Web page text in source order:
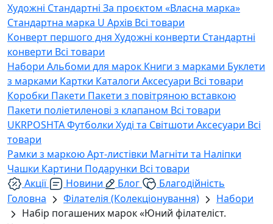
Художні Стандартні За проєктом «Власна марка»
Стандартна марка U Архів Всі товари
Конверт першого дня Художні конверти Стандартні
конверти Всі товари
Набори Альбоми для марок Книги з марками Буклети
з марками Картки Каталоги Аксесуари Всі товари
Коробки Пакети Пакети з повітряною вставкою
Пакети поліетиленові з клапаном Всі товари
UKRPOSHTAФутболки Худі та Світшоти Аксесуари Всі
товари
Рамки з маркоюАрт-листівки Магніти та Наліпки
Чашки Картини Подарунки Всі товари
Акції
Новини Блог
Благодійність
Головна
Філателія (Колекціонування)
Набори
Набір погашених марок «Юний філателіст.